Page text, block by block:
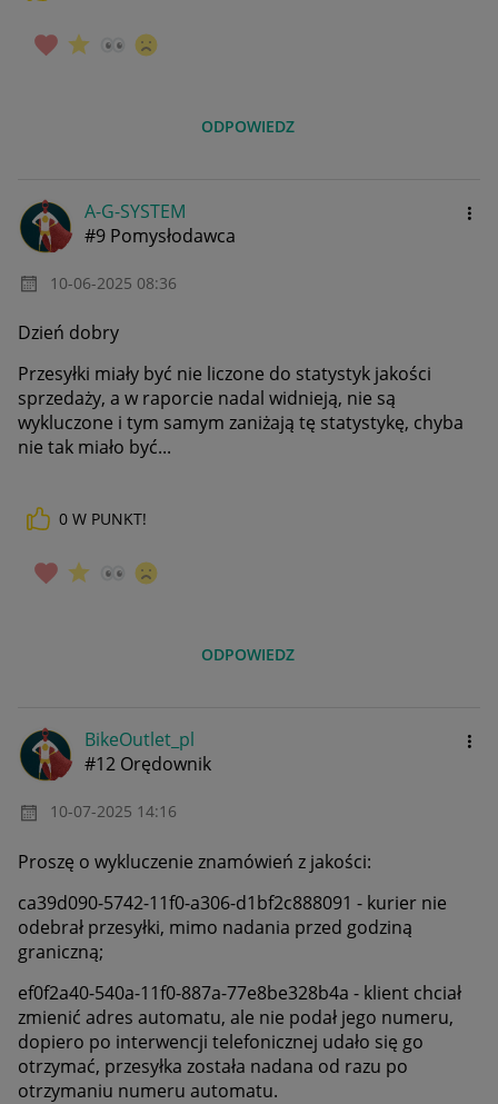
ODPOWIEDZ
A-G-SYSTEM
#9 Pomysłodawca
‎10-06-2025 08:36
Dzień dobry
Przesyłki miały być nie liczone do statystyk jakości
sprzedaży, a w raporcie nadal widnieją, nie są
wykluczone i tym samym zaniżają tę statystykę, chyba
nie tak miało być...
0 W PUNKT!
ODPOWIEDZ
BikeOutlet_pl
#12 Orędownik
‎10-07-2025 14:16
Proszę o wykluczenie znamówień z jakości:
ca39d090-5742-11f0-a306-d1bf2c888091 - kurier nie
odebrał przesyłki, mimo nadania przed godziną
graniczną;
ef0f2a40-540a-11f0-887a-77e8be328b4a - klient chciał
zmienić adres automatu, ale nie podał jego numeru,
dopiero po interwencji telefonicznej udało się go
otrzymać, przesyłka została nadana od razu po
otrzymaniu numeru automatu.